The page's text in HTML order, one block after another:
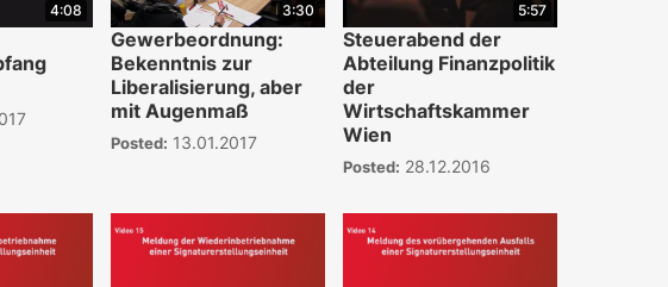
4:08 3:30
Gewerbeordnung:
Bekenntnis zur
Liberalisierung, aber
mit Augenmaß
Posted: 13.01.2017
5:57
Steuerabend der
Abteilung Finanzpolitik
der
Wirtschaftskammer
Wien
Posted: 28.12.2016